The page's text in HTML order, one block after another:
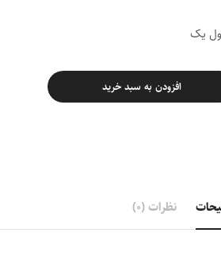
یک
افزودن به سبد خرید
نظرات (0)